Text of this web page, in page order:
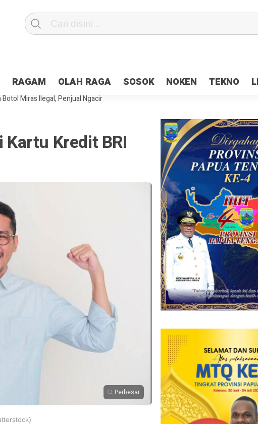
RAGAM OLAH RAGA SOSOK NOKEN TEKNO
Kota Jayapura
Pesan Sejuk Polri di Deklarasi Pemilu Ceria Tanah Papua
Hibah Pilkada Jayapura Cair 10 Persen, Deposit Kas Daerah Rp23 Miliar Disorot
Miras Ilegal, Penjual Ngacir
Kredit BRI
Perbesar